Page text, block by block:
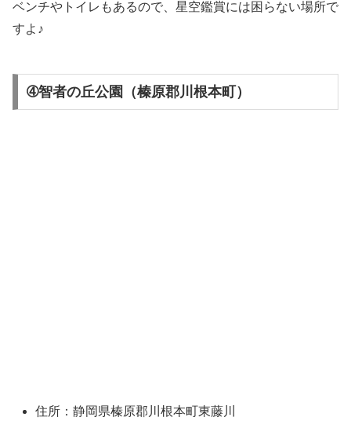
ベンチやトイレもあるので、星空鑑賞には困らない場所で
すよ♪
➃智者の丘公園（榛原郡川根本町）
住所：静岡県榛原郡川根本町東藤川